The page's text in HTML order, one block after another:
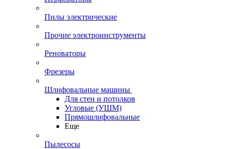
Пилы электрические
Прочие электроинструменты
Реноваторы
Фрезеры
Шлифовальные машины
Для стен и потолков
Угловые (УШМ)
Прямошлифовальные
Еще
Пылесосы